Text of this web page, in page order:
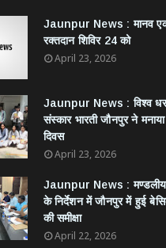
Jaunpur News : ​मानव
रक्तदान शिविर 24 को
April 23, 2026
Jaunpur News : विश्व
संस्कार भारती जौनपुर ने
दिवस
April 23, 2026
Jaunpur News : ​मण्डलीय
के निर्देशन में जौनपुर में हुई
की समीक्षा
April 22, 2026